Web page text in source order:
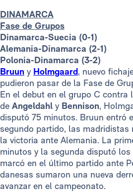
DINAMARCA
Fase de Grupos
Dinamarca-Suecia (0-1)
Alemania-Dinamarca (2-1)
Polonia-Dinamarca (3-2)
Bruun y Holmgaard, nuevo
pudieron pasar de la Fase de
En el debut en el grupo C contra
de Angeldahl y Bennison,
disputó 75 minutos. Bruun entró
segundo partido, las madridistas
la victoria ante Alemania. La
minutos y la segunda disputó los
marcó en el último partido ante
danesas sumaron una nueva
avanzar en el campeonato.